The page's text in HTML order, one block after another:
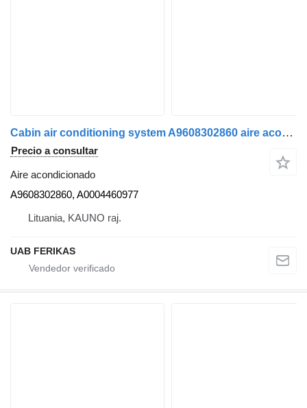
Cabin air conditioning system A9608302860 aire acondicionado para Mercedes-Benz Actros cabeza tractora
Precio a consultar
Aire acondicionado
A9608302860, A0004460977
Lituania, KAUNO raj.
UAB FERIKAS